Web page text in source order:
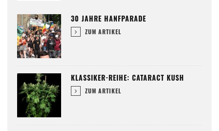
30 JAHRE HANFPARADE
ZUM ARTIKEL
KLASSIKER-REIHE: CATARACT KUSH
ZUM ARTIKEL